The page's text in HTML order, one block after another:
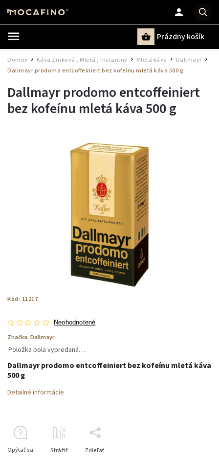
Prázdny košík
Domov Káva Zrnková , Mletá , Instantný Mletá káva Dallmayr
Dallmayr prodomo entcoffeiniert bez kofeínu mletá káva 500 g
Dallmayr prodomo entcoffeiniert
bez kofeínu mletá káva 500 g
Kód: 11217
Neohodnotené
Značka: Dallmayr
Položka bola vypredaná…
Dallmayr prodomo entcoffeiniert bez kofeínu mletá káva
500 g
Detailné informácie
Opýtať sa Strážiť Zdieľať